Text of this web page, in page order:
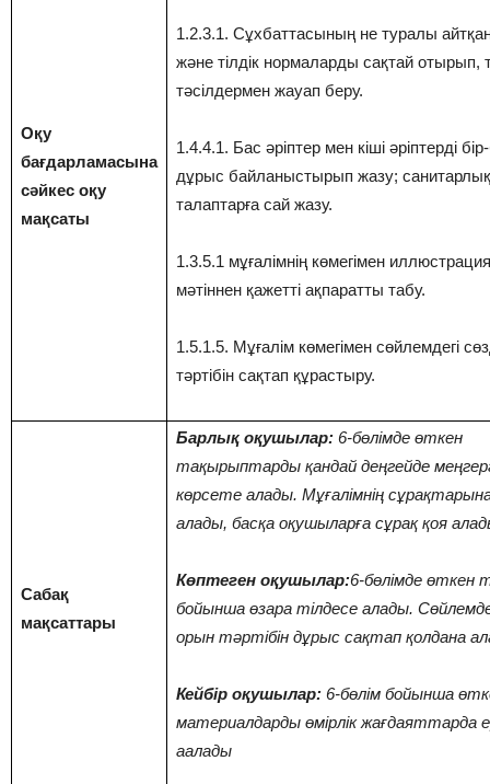
Оқу
бағдарламасына
сәйкес оқу
мақсаты
1.2.3.1. Сұхбаттасының не туралы
және тілдік нормаларды сақтай отырып,
тәсілдермен жауап беру.
1.4.4.1. Бас әріптер мен кіші әріптерді
дұрыс байланыстырып жазу;
талаптарға сай жазу.
1.3.5.1 мұғалімнің көмегімен
мәтіннен қажетті ақпаратты табу.
1.5.1.5. Мұғалім көмегімен сөйлемдегі
тәртібін сақтап құрастыру.
Сабақ
мақсаттары
Барлық оқушылар: 6-бөлімде өткен
тақырыптарды қандай деңгейде
көрсете алады. Мұғалімнің
алады, басқа оқушыларға сұрақ қоя
Көптеген оқушылар:6-бөлімде өткен
бойынша өзара тілдесе алады.
орын тәртібін дұрыс сақтап қолдана
Кейбір оқушылар: 6-бөлім бойынша
материалдарды өмірлік жағдаяттарда
аалады